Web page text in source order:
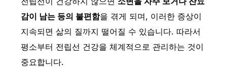
감이 남는 등의 불편함을 겪게 되며, 이러한 증상이
지속되면 삶의 질까지 떨어질 수 있습니다. 따라서
평소부터 전립선 건강을 체계적으로 관리하는 것이
중요합니다.